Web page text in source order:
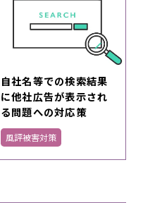
自社名等での検索結果
に他社広告が表示され
る問題への対応策
風評被害対策